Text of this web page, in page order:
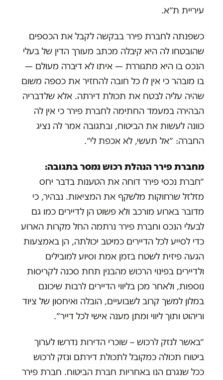
עיריית ת״א.
כשפנתה לחברת פירר בבקשה לקבל את הכספים
שהובטחו לה היא קיבלה מכתב מעורך הדין של בעלי
הנכס בו היא מתגוררת — איתו לא דיברה מעולם —
בו מובהר כי אין לו כל חובה להחזיר את כספה משום
שהיה עליה לבטח את תכולת דירתה. אלא שלדבריה
הבהירה במעמד החתימה לחברת פירר כי אין לה
כוונה לעשות את הביטוח, ובתגובה אמר לה נציג
החברה: ״אל תעשי, לא אכפת לי״.
מחברת פירר הנהלת רכוש נמסר בתגובה:
״חברת נכסי פירר דוחה את הטענות בדבר יחס
מזלזל שרחוקות מלשקף את המציאות. נבהיר, כי
מדובר בארוע מורכב ולא פשוט הן לדיירים כמו גם
לבעלי הנכס וחברת פירר נרתמה החל מקרות הארוע
כדי לסייע לכל הדיירים כמיטב יכולתה, הן באמצעות
הגעה פיזית לשטח בזמן אמת וסיוע למובילים
ולדיירים בפינוי הרכוש מהבנין תחת סכנה לקריסות
נוספות, ולאחר מכן בליווי הדיירים לרבות שיכונם
במלון למשך קרוב לשבועיים, הובלה ואיחסון של ציוד
וריהוט ותוך ליווי ומתן מענה אישי לכל דייר״.
״באשר לנזק לרכוש – שוכרי הדירות נדרשו לערוך
ביטוח תכולה כמקובל לתכולת דירתם ונזק לרכוש
ככל שנגרם הנו באחריות חברת הביטוח. חברת פירר